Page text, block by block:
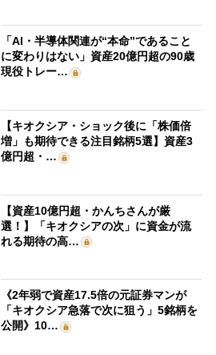
「AI・半導体関連が“本命”であること
に変わりはない」資産20億円超の90歳
現役トレー…
【キオクシア・ショック後に「株価倍
増」も期待できる注目銘柄5選】資産3
億円超・…
【資産10億円超・かんちさんが厳
選！】「キオクシアの次」に資金が流
れる期待の高…
《2年弱で資産17.5倍の元証券マンが
「キオクシア急落で次に狙う」5銘柄を
公開》10…